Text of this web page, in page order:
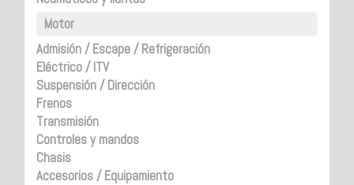
Motor
Admisión / Escape / Refrigeración
Eléctrico / ITV
Suspensión / Dirección
Frenos
Transmisión
Controles y mandos
Chasis
Accesorios / Equipamiento